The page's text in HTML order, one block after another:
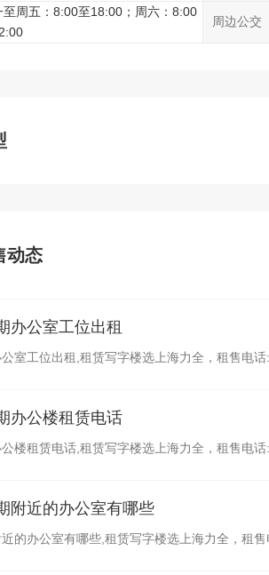
至周五：8:00至18:00；周六：8:00
周边公交
动态
办公室工位出租
室工位出租,租赁写字楼选上海力全，租售电话
办公楼租赁电话
楼租赁电话,租赁写字楼选上海力全，租售电话
附近的办公室有哪些
的办公室有哪些,租赁写字楼选上海力全，租售